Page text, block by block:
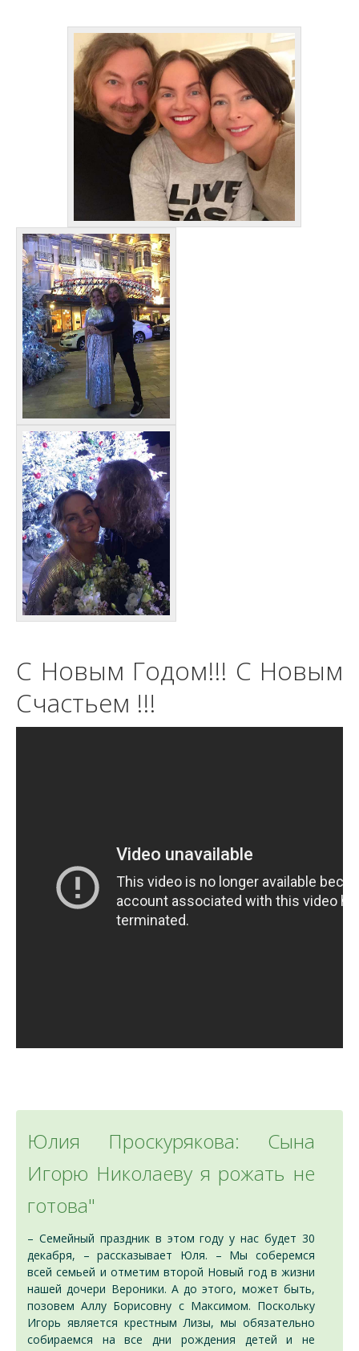
С Новым Годом!!! С Новым
Счастьем !!!
Юлия Проскурякова: Сына
Игорю Николаеву я рожать не
готова"
– Семейный праздник в этом году у нас будет 30
декабря, – рассказывает Юля. – Мы соберемся
всей семьей и отметим второй Новый год в жизни
нашей дочери Вероники. А до этого, может быть,
позовем Аллу Борисовну с Максимом. Поскольку
Игорь является крестным Лизы, мы обязательно
собираемся на все дни рождения детей и не